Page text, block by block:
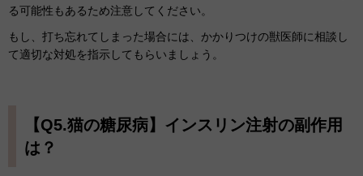
る可能性もあるため注意してください。
もし、打ち忘れてしまった場合には、かかりつけの獣医師に相談し
て適切な対処を指示してもらいましょう。
【Q5.猫の糖尿病】インスリン注射の副作用
は？